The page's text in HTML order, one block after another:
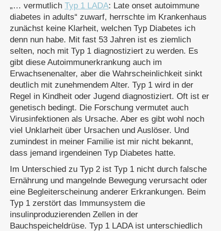
„… vermutlich Typ 1 LADA: Late onset autoimmune
diabetes in adults“ zuwarf, herrschte im Krankenhaus
zunächst keine Klarheit, welchen Typ Diabetes ich
denn nun habe. Mit fast 53 Jahren ist es ziemlich
selten, noch mit Typ 1 diagnostiziert zu werden. Es
gibt diese Autoimmunerkrankung auch im
Erwachsenenalter, aber die Wahrscheinlichkeit sinkt
deutlich mit zunehmendem Alter. Typ 1 wird in der
Regel in Kindheit oder Jugend diagnostiziert. Oft ist er
genetisch bedingt. Die Forschung vermutet auch
Virusinfektionen als Ursache. Aber es gibt wohl noch
viel Unklarheit über Ursachen und Auslöser. Und
zumindest in meiner Familie ist mir nicht bekannt,
dass jemand irgendeinen Typ Diabetes hatte.
Im Unterschied zu Typ 2 ist Typ 1 nicht durch falsche
Ernährung und mangelnde Bewegung verursacht oder
eine Begleiterscheinung anderer Erkrankungen. Beim
Typ 1 zerstört das Immunsystem die
insulinproduzierenden Zellen in der
Bauchspeicheldrüse. Typ 1 LADA ist unterschiedlich